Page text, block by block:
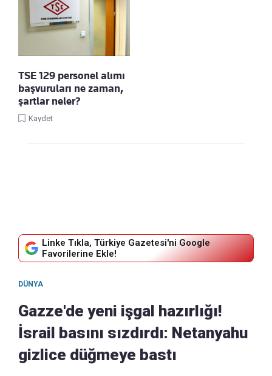
TSE 129 personel alımı
başvuruları ne zaman,
şartlar neler?
Kaydet
Linke Tıkla, Türkiye Gazetesi'ni Google
Favorilerine Ekle!
DÜNYA
Gazze'de yeni işgal hazırlığı!
İsrail basını sızdırdı: Netanyahu
gizlice düğmeye bastı